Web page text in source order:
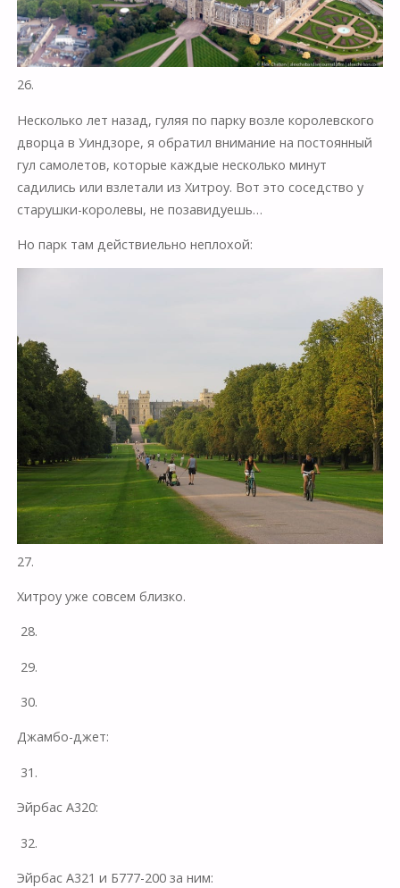
26.
Несколько лет назад, гуляя по парку возле королевского
дворца в Уиндзоре, я обратил внимание на постоянный
гул самолетов, которые каждые несколько минут
садились или взлетали из Хитроу. Вот это соседство у
старушки-королевы, не позавидуешь…
Но парк там действиельно неплохой:
27.
Хитроу уже совсем близко.
28.
29.
30.
Джамбо-джет:
31.
Эйрбас А320:
32.
Эйрбас А321 и Б777-200 за ним: